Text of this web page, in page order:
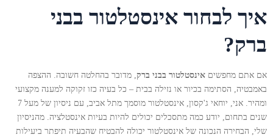
איך לבחור אינסטלטור בבני
ברק?
אם אתם מחפשים אינסטלטור בבני ברק, מדובר בהחלטה חשובה. ההצפה
באמבטיה, הסתימה בכיור או נזילה בבית – כל בעיה כזו זקוקה למענה מקצועי
ומהיר. אני, יוחאי ג'קסון, אינסטלטור מוסמך מתל אביב, עם ניסיון של מעל 7
שנים בתחום, יודע כמה מתסכלים יכולים להיות בעיות אינסטלציה. מהניסיון
שלי, הבחירה הנכונה של אינסטלטור יכולה להבטיח שהבעיה תיפתר ביעילות